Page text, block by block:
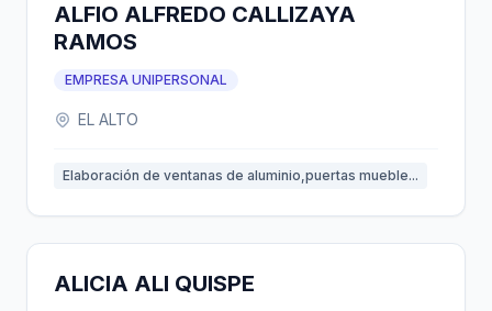
ALFIO ALFREDO CALLIZAYA
RAMOS
EMPRESA UNIPERSONAL
EL ALTO
Elaboración de ventanas de aluminio,puertas mueble...
ALICIA ALI QUISPE